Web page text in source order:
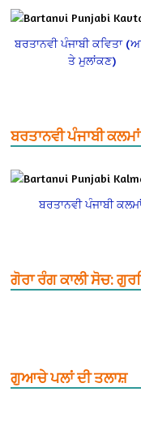
ਬਰਤਾਨਵੀ ਪੰਜਾਬੀ ਕਵਿਤਾ
ਤੇ ਮੁਲਾਂਕਣ)
ਬਰਤਾਨਵੀ ਪੰਜਾਬੀ ਕਲਮਾਂ
ਬਰਤਾਨਵੀ ਪੰਜਾਬੀ
ਗੋਰਾ ਰੰਗ ਕਾਲੀ ਸੋਚ:
ਗੁਆਚੇ ਪਲਾਂ ਦੀ ਤਲਾਸ਼